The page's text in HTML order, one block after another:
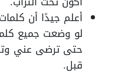
أعلم جيدًا أن
لو وضعت جميع
حتى ترضى عني
قبل.